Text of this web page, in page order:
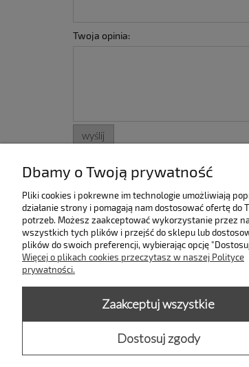
Twoja opinia:
wyślij
INFORMACJE
Kontakt i dane firmy
Kontakt
Regulamin
Zgłoszenie zwrotu
Wymiany, zwroty, reklamacje
Polityka prywatności
Dbamy o Twoją prywatność
Pliki cookies i pokrewne im technologie umożliwiają
działanie strony i pomagają nam dostosować ofertę do
potrzeb. Możesz zaakceptować wykorzystanie przez
wszystkich tych plików i przejść do sklepu lub
plików do swoich preferencji, wybierając opcję
Więcej o plikach cookies przeczytasz w naszej Polityce
prywatności.
Dostosuj zgody
Zaakceptuj wszystkie